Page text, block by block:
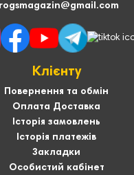
Клієнту
Повернення та обмін
Оплата Доставка
Історія замовлень
Історія платежів
Закладки
Особистий кабінет